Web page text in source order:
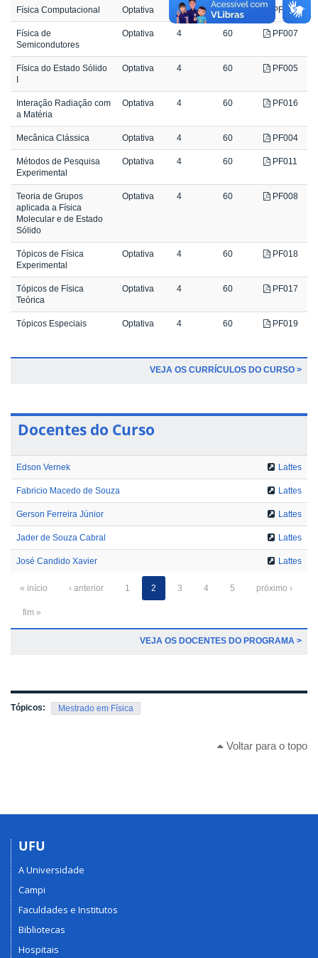
Física Computacional Optativa 4 60 PF010
Física de
Semicondutores
Optativa 4 60 PF007
Física do Estado Sólido
Optativa 4 60 PF005
Interação Radiação com
a Matéria
Optativa 4 60 PF016
Mecânica Clássica Optativa 4 60 PF004
Métodos de Pesquisa
Experimental
Optativa 4 60 PF011
Teoria de Grupos
aplicada a Física
Molecular e de Estado
Sólido
Optativa 4 60 PF008
Tópicos de Física
Experimental
Optativa 4 60 PF018
Tópicos de Física
Teórica
Optativa 4 60 PF017
Tópicos Especiais Optativa 4 60 PF019
VEJA OS CURRÍCULOS DO CURSO >
Docentes do Curso
Edson Vernek Lattes
Fabricio Macedo de Souza Lattes
Gerson Ferreira Júnior Lattes
Jader de Souza Cabral Lattes
José Candido Xavier Lattes
« início ‹ anterior 1 2 3 4 5 próximo ›
fim »
VEJA OS DOCENTES DO PROGRAMA >
Tópicos: Mestrado em Física
Voltar para o topo
UFU
A Universidade
Campi
Faculdades e Institutos
Bibliotecas
Hospitais